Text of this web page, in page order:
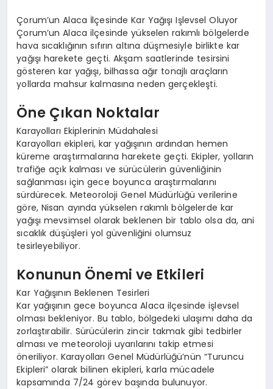
Çorum’un Alaca İlçesinde Kar Yağışı Işlevsel Oluyor
Çorum’un Alaca ilçesinde yükselen rakımlı bölgelerde
hava sıcaklığının sıfırın altına düşmesiyle birlikte kar
yağışı harekete geçti. Akşam saatlerinde tesirsini
gösteren kar yağışı, bilhassa ağır tonajlı araçların
yollarda mahsur kalmasına neden gerçekleşti.
Öne Çıkan Noktalar
Karayolları Ekiplerinin Müdahalesi
Karayolları ekipleri, kar yağışının ardından hemen
küreme araştırmalarına harekete geçti. Ekipler, yolların
trafiğe açık kalması ve sürücülerin güvenliğinin
sağlanması için gece boyunca araştırmalarını
sürdürecek. Meteoroloji Genel Müdürlüğü verilerine
göre, Nisan ayında yükselen rakımlı bölgelerde kar
yağışı mevsimsel olarak beklenen bir tablo olsa da, ani
sıcaklık düşüşleri yol güvenliğini olumsuz
tesirleyebiliyor.
Konunun Önemi ve Etkileri
Kar Yağışının Beklenen Tesirleri
Kar yağışının gece boyunca Alaca ilçesinde işlevsel
olması bekleniyor. Bu tablo, bölgedeki ulaşımı daha da
zorlaştırabilir. Sürücülerin zincir takmak gibi tedbirler
alması ve meteoroloji uyarılarını takip etmesi
öneriliyor. Karayolları Genel Müdürlüğü’nün “Turuncu
Ekipleri” olarak bilinen ekipleri, karla mücadele
kapsamında 7/24 görev başında bulunuyor.